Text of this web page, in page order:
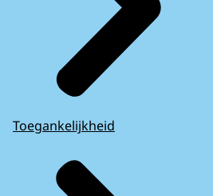
Toegankelijkheid